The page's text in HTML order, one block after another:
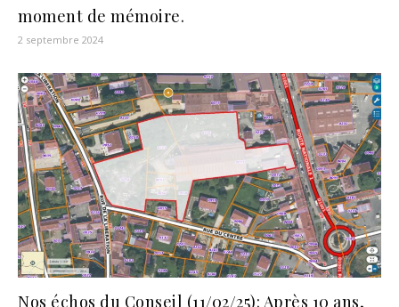
moment de mémoire.
2 septembre 2024
Nos échos du Conseil (11/02/25): Après 10 ans,